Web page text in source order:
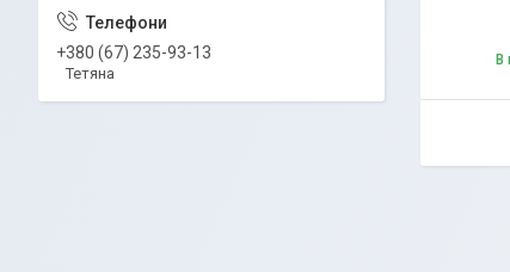
В
+380 (67) 235-93-13
Тетяна